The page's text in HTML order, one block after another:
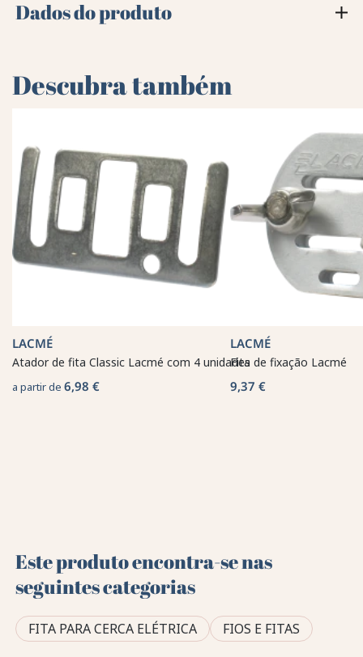
Dados do produto
Descubra também
LACMÉ
Atador de fita Classic Lacmé com 4 unidades
a partir de 6,98 €
LACMÉ
Fita de fixação Lacmé
9,37 €
Este produto encontra-se nas
seguintes categorias
FITA PARA CERCA ELÉTRICA FIOS E FITAS